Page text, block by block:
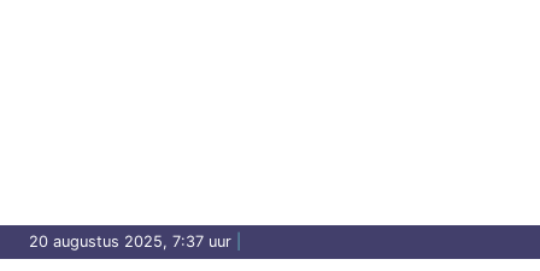
20 augustus 2025, 7:37 uur